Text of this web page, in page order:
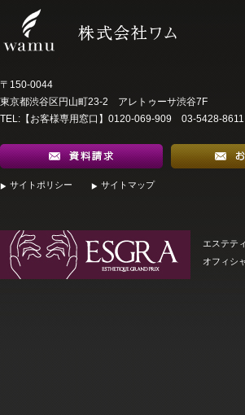
〒150-0044
東京都渋谷区円山町23-2 アレトゥーサ渋谷7F
TEL:【お客様専用窓口】0120-069-909 03-5428-8611
サイトポリシー サイトマップ
エステテ
オフィシ